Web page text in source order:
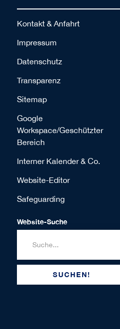
Kontakt & Anfahrt
Impressum
Datenschutz
Transparenz
Sitemap
Google
Workspace/Geschützter
Bereich
Interner Kalender & Co.
Website-Editor
Safeguarding
Website-Suche